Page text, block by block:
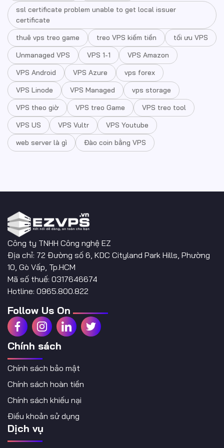
ssl certificate problem unable to get local issuer
certificate
thuê vps treo game
treo VPS kiếm tiền
tối ưu VPS
Unmanaged VPS
VPS 1-1
VPS Amazon
VPS Android
VPS Azure
vps forex
VPS Linode
VPS Managed
vps storage
VPS theo giờ
VPS treo Game
VPS treo tool
VPS US
VPS Vultr
VPS Youtube
web server là gì
Đào coin bằng VPS
Công ty TNHH Công nghệ EZ
Địa chỉ: 72 Đường số 6, KDC Cityland Park Hills, Phường
10, Gò Vấp, Tp.HCM
Mã số thuế: 0317646674
Hotline: 0965.800.822
Follow Us On
Chính sách
Chính sách bảo mật
Chính sách hoàn tiền
Chính sách khiếu nại
Điều khoản sử dụng
Dịch vụ